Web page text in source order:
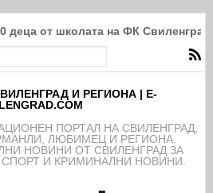
деца от школата на ФК
И РЕГИОНА | E-
ПОРТАЛ НА СВИЛЕНГРАД,
ЛЮБИМЕЦ И РЕГИОНА.
НОВИНИ ОТ СВИЛЕНГРАД ЗА
И КРИМИНАЛНИ НОВИНИ.